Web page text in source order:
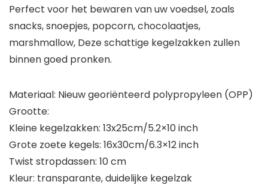
Perfect voor het bewaren van uw voedsel, zoals
snacks, snoepjes, popcorn, chocolaatjes,
marshmallow, Deze schattige kegelzakken zullen
binnen goed pronken.
Materiaal: Nieuw georiënteerd polypropyleen (OPP)
Grootte:
Kleine kegelzakken: 13x25cm/5.2×10 inch
Grote zoete kegels: 16x30cm/6.3×12 inch
Twist stropdassen: 10 cm
Kleur: transparante, duidelijke kegelzak